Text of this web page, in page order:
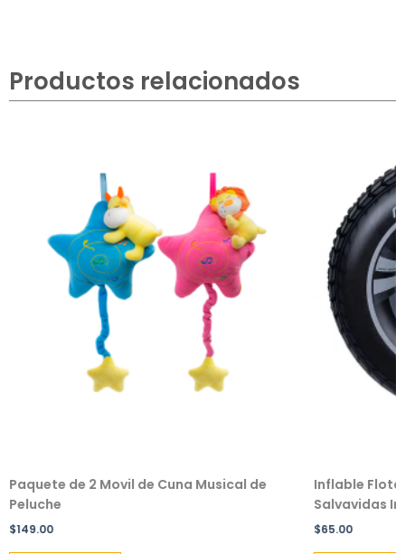
Productos relacionados
Paquete de 2 Movil de Cuna Musical de
Peluche
$149.00
Inflable
Salvavidas
$65.00